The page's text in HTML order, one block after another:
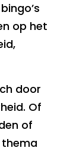
op het
door
Of
of
thema